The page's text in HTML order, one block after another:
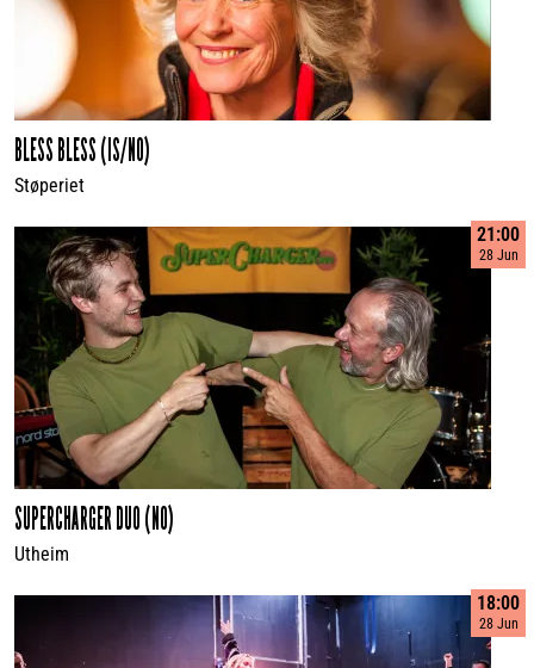
BLESS BLESS (IS/NO)
Støperiet
21:00
28 Jun
SUPERCHARGER DUO (NO)
Utheim
18:00
28 Jun